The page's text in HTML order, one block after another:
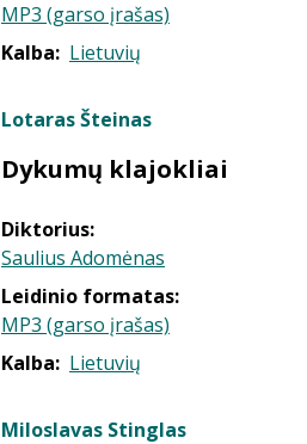
MP3 (garso įrašas)
Kalba: Lietuvių
Lotaras Šteinas
Dykumų klajokliai
Diktorius:
Saulius Adomėnas
Leidinio formatas:
MP3 (garso įrašas)
Kalba: Lietuvių
Miloslavas Stinglas